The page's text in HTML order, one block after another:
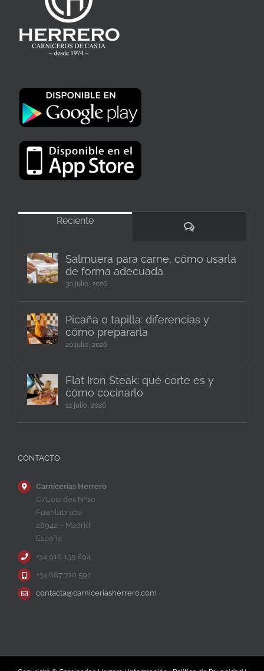
Reciente
Comentarios
Salmuera para carne, cómo usarla
de forma adecuada
30 julio, 2026
Picaña o tapilla: diferencias y
cómo prepararla
20 julio, 2026
Flat Iron Steak: qué corte es y
cómo cocinarlo
12 julio, 2026
CONTACTO
Carnicerías Herrero
C/Lourdes Nº10
Fuenlabrada
28942 – Madrid
España
+34 916 155 894
+34 687 710 592
contacta@carniceriasherrero.com